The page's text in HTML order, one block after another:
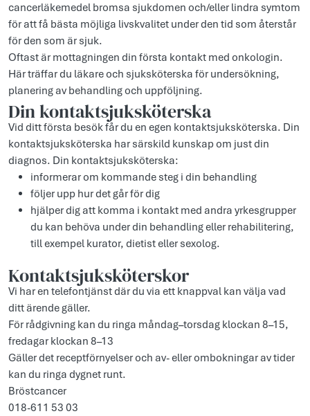
cancerläkemedel bromsa sjukdomen och/eller lindra symtom
för att få bästa möjliga livskvalitet under den tid som återstår
för den som är sjuk.
Oftast är mottagningen din första kontakt med onkologin.
Här träffar du läkare och sjuksköterska för undersökning,
planering av behandling och uppföljning.
Din kontaktsjuksköterska
Vid ditt första besök får du en egen kontaktsjuksköterska. Din
kontaktsjuksköterska har särskild kunskap om just din
diagnos. Din kontaktsjuksköterska:
informerar om kommande steg i din behandling
följer upp hur det går för dig
hjälper dig att komma i kontakt med andra yrkesgrupper
du kan behöva under din behandling eller rehabilitering,
till exempel kurator, dietist eller sexolog.
Kontaktsjuksköterskor
Vi har en telefontjänst där du via ett knappval kan välja vad
ditt ärende gäller.
För rådgivning kan du ringa måndag–torsdag klockan 8–15,
fredagar klockan 8–13
Gäller det receptförnyelser och av- eller ombokningar av tider
kan du ringa dygnet runt.
Bröstcancer
018-611 53 03